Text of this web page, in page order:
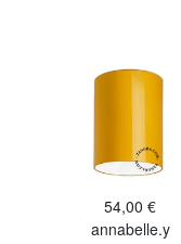
54,00 €
annabelle.y